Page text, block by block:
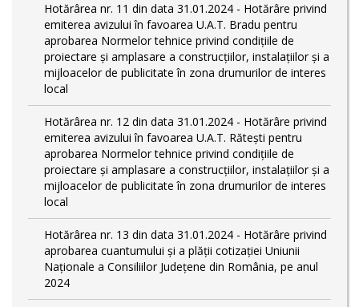
Hotărârea nr. 11 din data 31.01.2024 - Hotărâre privind
emiterea avizului în favoarea U.A.T. Bradu pentru
aprobarea Normelor tehnice privind condiţiile de
proiectare şi amplasare a construcţiilor, instalaţiilor şi a
mijloacelor de publicitate în zona drumurilor de interes
local
Hotărârea nr. 12 din data 31.01.2024 - Hotărâre privind
emiterea avizului în favoarea U.A.T. Rătești pentru
aprobarea Normelor tehnice privind condiţiile de
proiectare şi amplasare a construcţiilor, instalaţiilor şi a
mijloacelor de publicitate în zona drumurilor de interes
local
Hotărârea nr. 13 din data 31.01.2024 - Hotărâre privind
aprobarea cuantumului și a plății cotizației Uniunii
Naționale a Consiliilor Județene din România, pe anul
2024